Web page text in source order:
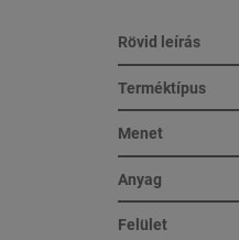
Rövid leírás
Terméktípus
Menet
Anyag
Felület